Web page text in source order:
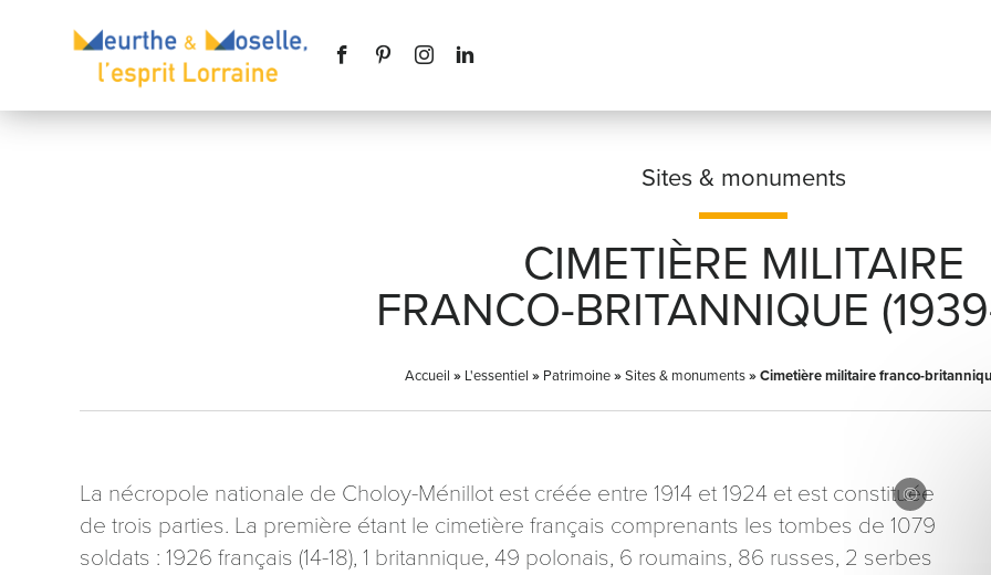
Sites & monuments
CIMETIÈRE MILITAIRE
FRANCO-BRITANNIQUE
Accueil » L'essentiel » Patrimoine»Sites & monuments»Cimetière militaire franco-
La nécropole nationale de Choloy-Ménillot est créée entre 1914 et 1924 et est constituée
de trois parties. La première étant le cimetière français comprenants les tombes de 1079
soldats : 1926 français (14-18), 1 britannique, 49 polonais, 6 roumains, 86 russes, 2 serbes
Prénom*
Téléphone Adresse email*